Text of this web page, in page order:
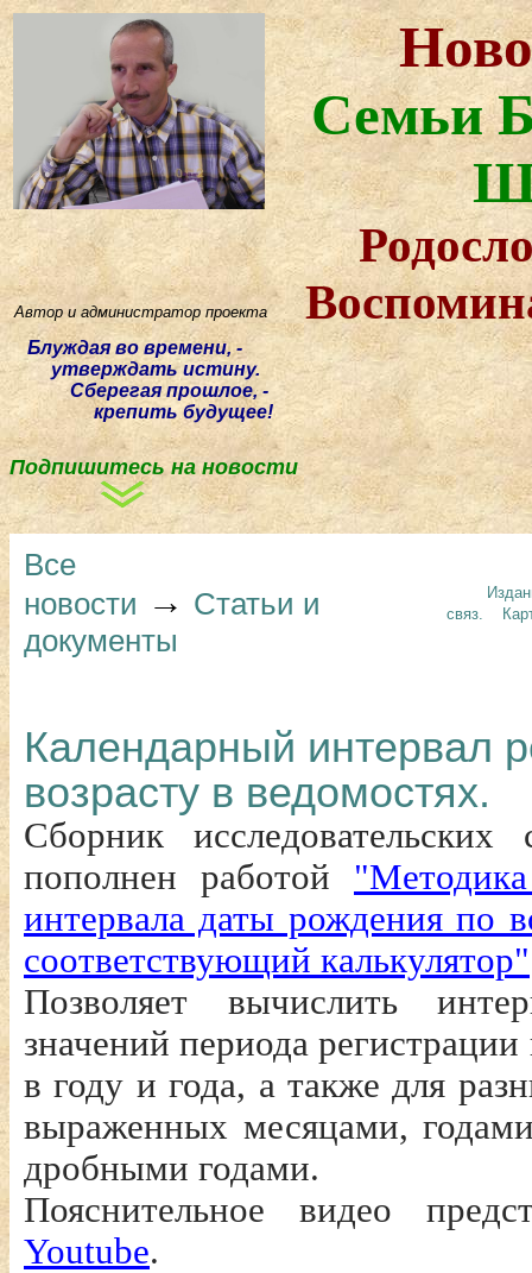
Семьи
Автор и администратор проекта
Блуждая во времени, -
утверждать истину.
Сберегая прошлое, -
крепить будущее!
Подпишитесь на новости
Все
новости → Статьи и
документы
связ.
Календарный интервал
возрасту в ведомостях.
Сборник
пополнен работой
интервала даты рождения по
соответствующий калькулятор"
Позволяет вычислить
значений периода
в году и года, а также для
выраженных месяцами,
дробными годами.
Пояснительное видео
Youtube.